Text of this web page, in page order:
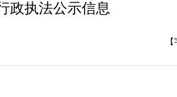
政执法公示信息